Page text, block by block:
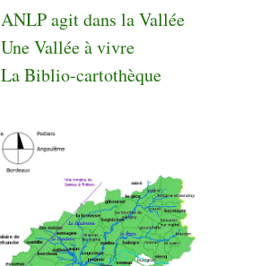
ANLP agit dans la Vallée
Une Vallée à vivre
La Biblio-cartothèque